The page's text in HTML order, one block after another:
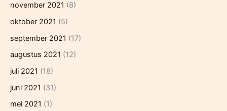
november 2021 (8)
oktober 2021 (5)
september 2021 (17)
augustus 2021 (12)
juli 2021 (18)
juni 2021 (31)
mei 2021 (1)